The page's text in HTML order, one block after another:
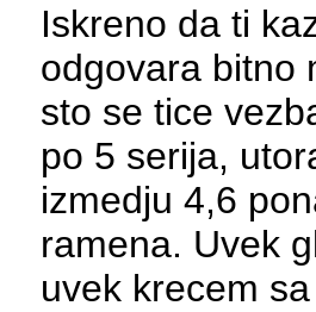
Iskreno da ti
odgovara bitno
sto se tice
po 5 serija,
izmedju 4,6
ramena. Uvek
uvek krecem